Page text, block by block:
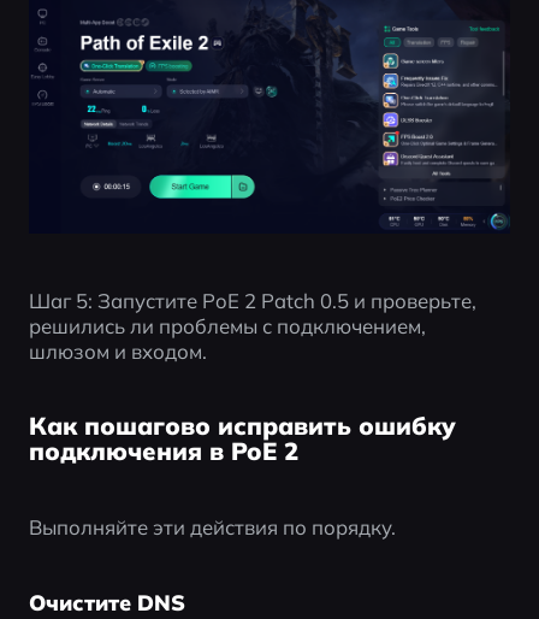
Шаг 5: Запустите PoE 2 Patch 0.5 и проверьте,
решились ли проблемы с подключением,
шлюзом и входом.
Как пошагово исправить ошибку
подключения в PoE 2
Выполняйте эти действия по порядку.
Очистите DNS